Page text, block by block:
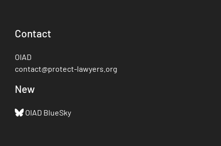
Contact
OIAD
contact@protect-lawyers.org
New
OIAD BlueSky